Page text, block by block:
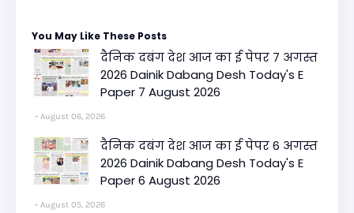
You May Like These Posts
दैनिक दबंग देश आज का ई पेपर 7 अगस्त
2026 Dainik Dabang Desh Today's E
Paper 7 August 2026
August 06, 2026
दैनिक दबंग देश आज का ई पेपर 6 अगस्त
2026 Dainik Dabang Desh Today's E
Paper 6 August 2026
August 05, 2026